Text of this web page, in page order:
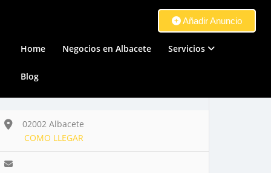
Añadir Anuncio
Home Negocios en Albacete Servicios
Blog
02002 Albacete
COMO LLEGAR